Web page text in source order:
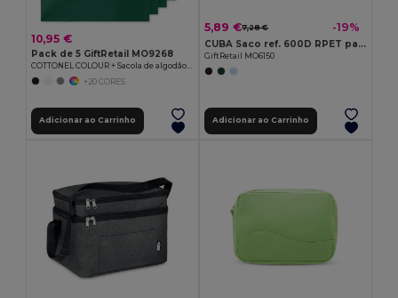
10,95 €
Pack de 5 GiftRetail MO9268
+20 CORES
Adicionar ao Carrinho
5,89 €7,28 € -19%
CUBA Saco ref. 600D RPET para latas
GiftRetail MO6150
Adicionar ao Carrinho